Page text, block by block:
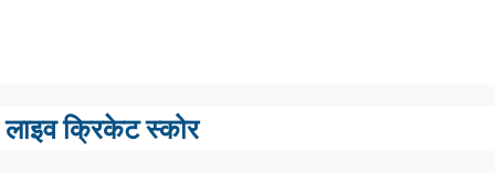
लाइव क्रिकेट स्कोर